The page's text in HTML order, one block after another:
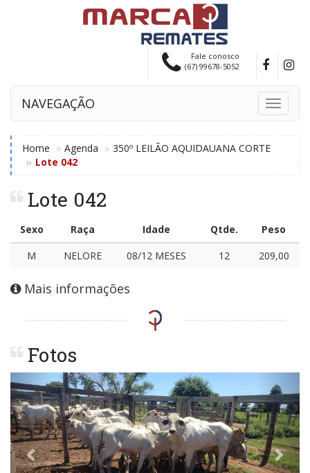
Fale conosco
(67) 99678-5052
Toggle
NAVEGAÇÃO
Home Agenda
350º LEILÃO AQUIDAUANA CORTE
Lote 042
Lote 042
Sexo Raça Idade Qtde.
Peso
M
NELORE 08/12 MESES 12 209,00
Mais informações
Fotos
Previous Next